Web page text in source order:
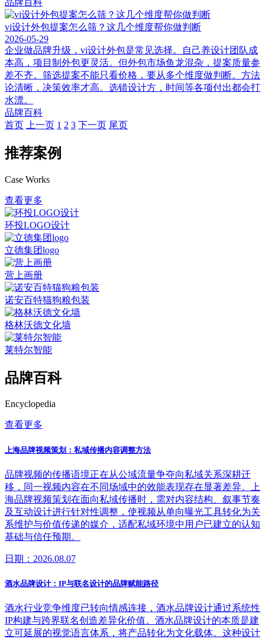
vi设计外包提案怎么筛？这几个维度帮你做判断
2026-05-29
企业做品牌升级，vi设计外包是常见选择。自己养设计团队成
本高，项目制外包更灵活。但外包市场鱼龙混杂，提案质量参
差不齐。筛选提案不能只看价格，要从多个维度做判断。方法
论清晰，决策效率才高。选错设计方，时间等各项付出都会打
水漂。
品牌百科
首页
上一页 1 2 3 下一页 尾页
推荐案例
Case Works
查看更多
环投LOGO设计
立德集团logo
营上画册
诺安百特猫狗粮包装
格林沃德文化墙
莱特尔智能
品牌百科
Encyclopedia
查看更多
上海品牌视频策划：私域传播内容调整方法
品牌视频的传播语境正在从公域流量争夺向私域关系深耕迁
移，同一视频内容在不同场域中的效能表现存在显著差异。上
海品牌视频策划在面向私域传播时，需对内容结构、叙事节奏
及互动设计进行针对性调整，使视频从单向曝光工具转化为关
系维护与价值传递的媒介，适配私域环境中用户已建立的认知
基础与信任预期。
日期：2026.08.07
酒水品牌设计：IP与联名设计的品牌赋能路径
酒水行业竞争维度已转向情感连接，酒水品牌设计通过系统性
IP构建与跨界联名创造差异化价值。酒水品牌设计的本质是建
立可延展的视觉语言体系，将产品转化为文化载体。这种设计